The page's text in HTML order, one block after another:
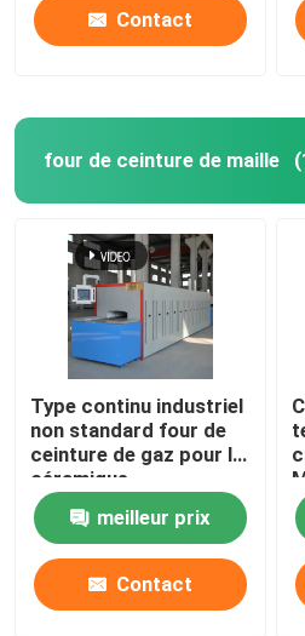
Contact
four de ceinture de maille
Type continu industriel
non standard four de
ceinture de gaz pour la
céramique
meilleur prix
Contact